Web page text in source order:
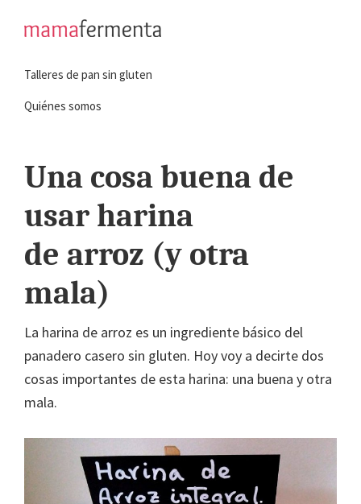
navegación
principal
principal
a
hacer
gluten
Talleres de pan sin gluten
Quiénes somos
Una cosa buena de
usar harina
de arroz (y otra
mala)
La harina de arroz es un ingrediente básico del
panadero casero sin gluten. Hoy voy a decirte dos
cosas importantes de esta harina: una buena y otra
mala.